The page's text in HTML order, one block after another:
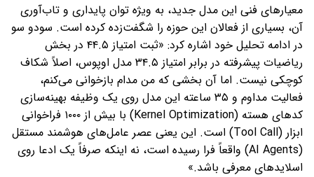
معیارهای فنی این مدل جدید، به ویژه توان پایداری و تاب‌آوری
آن، بسیاری از فعالان این حوزه را شگفت‌زده کرده است. سودو سو
در ادامه تحلیل خود اشاره کرد: «ثبت امتیاز ۴۴.۵ در بخش
ریاضیات پیشرفته در برابر امتیاز ۳۴.۵ مدل اوپوس، اصلاً شکاف
کوچکی نیست. اما آن بخشی که من مدام بازخوانی می‌کنم،
فعالیت مداوم و ۳۵ ساعته این مدل روی یک وظیفه بهینه‌سازی
کدهای هسته (Kernel Optimization) با بیش از ۱۰۰۰ فراخوانی
ابزار (Tool Call) است. این یعنی عصر عامل‌های هوشمند مستقل
(AI Agents) واقعاً فرا رسیده است، نه اینکه صرفاً یک ادعا روی
اسلایدهای معرفی باشد.»